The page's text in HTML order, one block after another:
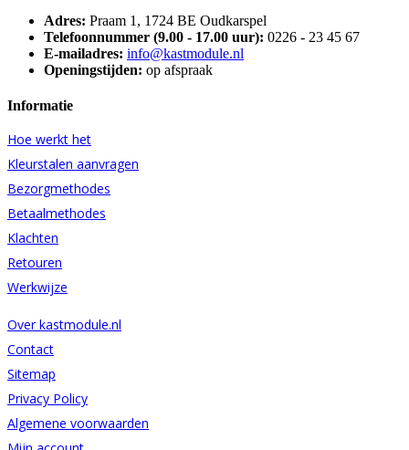
Adres: Praam 1, 1724 BE Oudkarspel
Telefoonnummer (9.00 - 17.00 uur): 0226 - 23 45 67
E-mailadres: info@kastmodule.nl
Openingstijden: op afspraak
Informatie
Hoe werkt het
Kleurstalen aanvragen
Bezorgmethodes
Betaalmethodes
Klachten
Retouren
Werkwijze
Over kastmodule.nl
Contact
Sitemap
Privacy Policy
Algemene voorwaarden